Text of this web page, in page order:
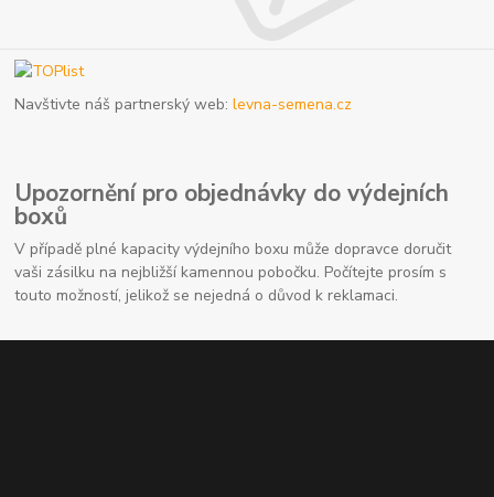
Navštivte náš partnerský web:levna-semena.cz
Upozornění pro objednávky do výdejních
boxů
V případě plné kapacity výdejního boxu může dopravce doručit
vaši zásilku na nejbližší kamennou pobočku. Počítejte prosím s
touto možností, jelikož se nejedná o důvod k reklamaci.